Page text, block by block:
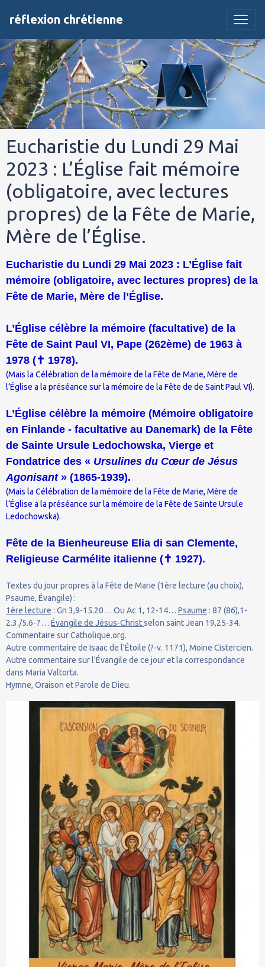
réflexion chrétienne
Eucharistie du Lundi 29 Mai
2023 : L’Église fait mémoire
(obligatoire, avec lectures
propres) de la Fête de Marie,
Mère de l’Église.
Eucharistie du Lundi 29 Mai 2023 : L’Église fait
mémoire (obligatoire, avec lectures propres) de la
Fête de Marie, Mère de l’Église.
L’Église célèbre la mémoire (facultative) de la
Fête de Saint Paul VI, Pape (262ème) de 1963 à
1978 (✝ 1978).
(Mais la Célébration de la mémoire de la Fête de Marie, Mère de
l’Église a la préséance sur la mémoire de la Fête de de Saint Paul VI).
L’Église célèbre la mémoire (Mémoire obligatoire
en Finlande - facultative au Danemark) de la Fête
de Sainte Ursule Ledochowska, Vierge et
Fondatrice des « Ursulines du Cœur de Jésus
Agonisant» (1865-1939).
(Mais la Célébration de la mémoire de la Fête de Marie, Mère de
l’Église a la préséance sur la mémoire de la Fête de Sainte Ursule
Ledochowska).
Fête de la Bienheureuse Elia di san Clemente,
Religieuse Carmélite italienne (✝ 1927).
Textes du jour propres à la Fête de Marie (1ère lecture (au choix),
Psaume, Évangile) :
1ère lecture : Gn 3,9-15.20… Ou Ac 1, 12-14… Psaume : 87 (86),1-
2.3./5.6-7… Évangile de Jésus-Christselon saint Jean 19,25-34.
Commentaire sur Catholique.org.
Autre commentaire de Isaac de l'Étoile (?-v. 1171), Moine Cistercien.
Autre commentaire sur l'Évangile de ce jour et la correspondance
dans Maria Valtorta.
Hymne, Oraison et Parole de Dieu.